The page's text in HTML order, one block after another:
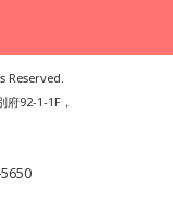
Reserved.
府92-1-1F，